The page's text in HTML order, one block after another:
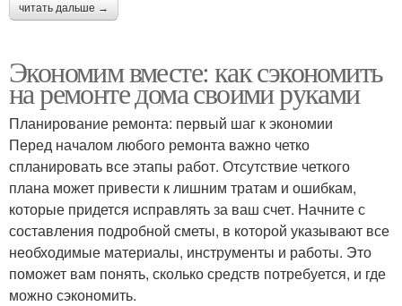
читать дальше →
Экономим вместе: как сэкономить
на ремонте дома своими руками
Планирование ремонта: первый шаг к экономии
Перед началом любого ремонта важно четко
спланировать все этапы работ. Отсутствие четкого
плана может привести к лишним тратам и ошибкам,
которые придется исправлять за ваш счет. Начните с
составления подробной сметы, в которой указывают все
необходимые материалы, инструменты и работы. Это
поможет вам понять, сколько средств потребуется, и где
можно сэкономить.